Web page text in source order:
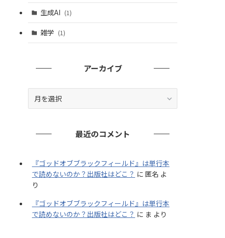
生成AI (1)
雑学 (1)
アーカイブ
最近のコメント
『ゴッドオブブラックフィールド』は単行本
で読めないのか？出版社はどこ？ に 匿名 よ
り
『ゴッドオブブラックフィールド』は単行本
で読めないのか？出版社はどこ？ に ま より